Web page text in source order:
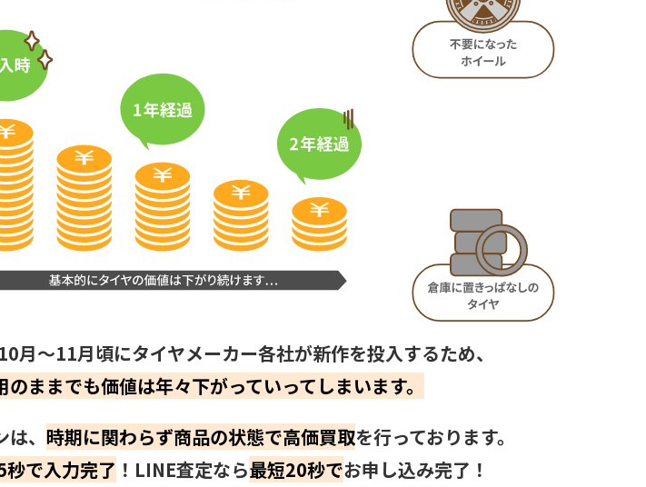
4時間前
広島県のお客様より「ホイール
のみ」の査定をいただきまし
富山県のお客様より「タイヤの
み」の査定をいただきました。
5時間前
お客様より「タイヤホイール」
5時間前
静岡県のお客様より「タイヤホ
月～11月頃にタイヤメーカー各社が新作を投入するため、
のままでも価値は年々下がっていってしまいます。
、 時期に関わらず商品の状態で高価買取を行っております。
秒で入力完了 ！LINE査定なら最短20秒でお申し込み完了！